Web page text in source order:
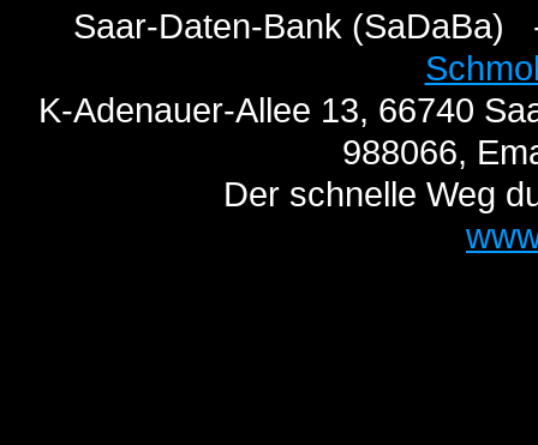
Saar-Daten-Bank
K-Adenauer-Allee 13, 66740
988066,
Der schnelle Weg